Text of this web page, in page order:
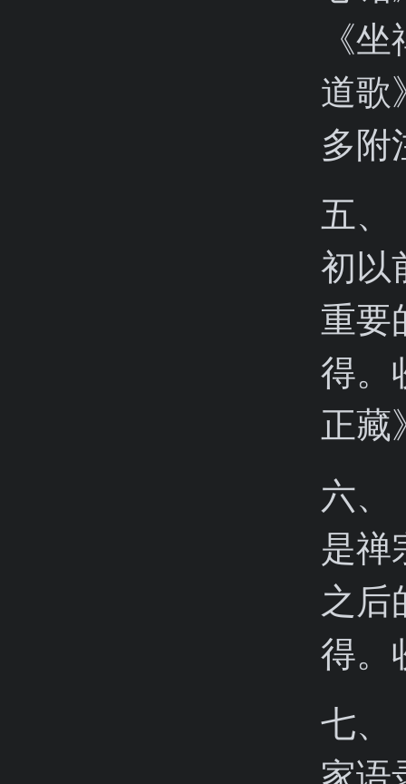
《
道歌
多附
五、
初以
重要
得。
正藏
六、
是禅
之后
得。
七、
家语